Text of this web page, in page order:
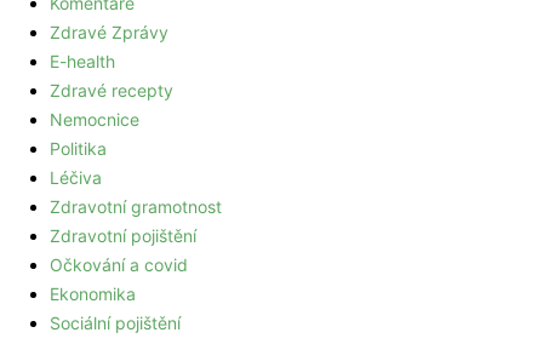
Zdravé Zprávy
E-health
Zdravé recepty
Nemocnice
Politika
Léčiva
Zdravotní gramotnost
Zdravotní pojištění
Očkování a covid
Ekonomika
Sociální pojištění